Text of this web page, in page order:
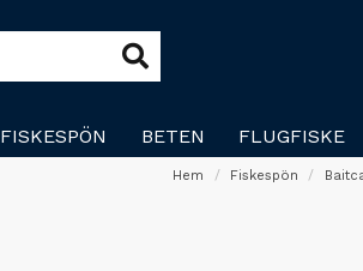
FISKESPÖN BETEN FLUGFISKE
Hem Fiskespön